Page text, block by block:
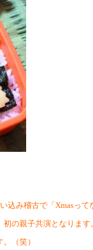
込み稽古で「Xmasって
初の親子共演となりま
（笑）